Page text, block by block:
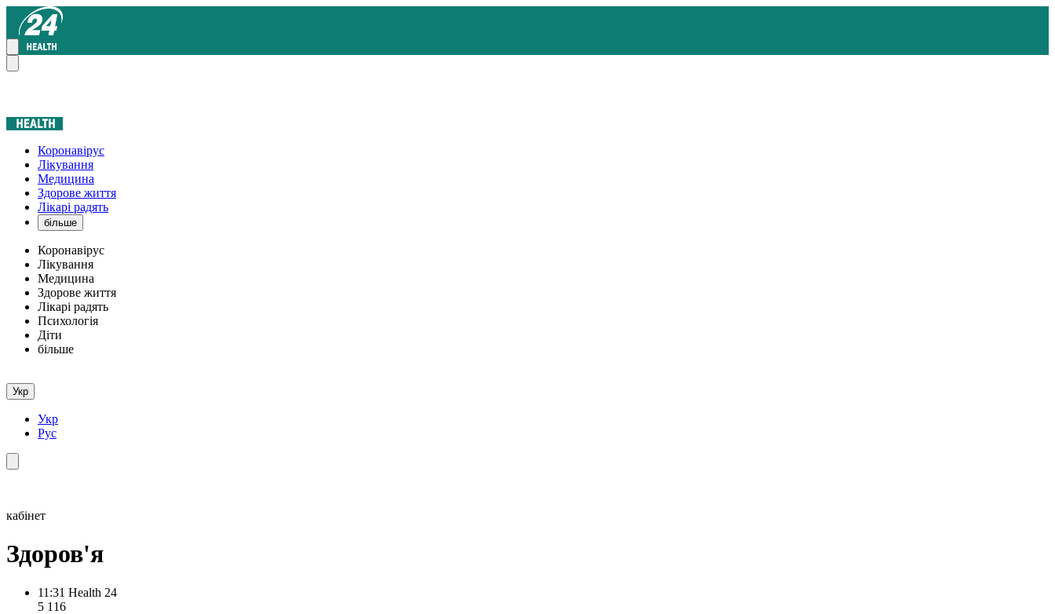
Коронавірус
Лікування
Медицина
Здорове життя
Лікарі радять
більше
Коронавірус
Лікування
Медицина
Здорове життя
Лікарі радять
Психологія
Діти
більше
Укр
Укр
Рус
кабінет
Здоров'я
11:31 Health 24
5 116